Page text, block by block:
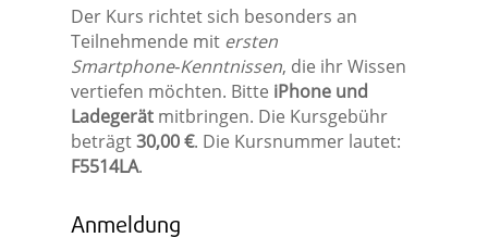
Der Kurs richtet sich besonders an
Teilnehmende mit ersten
Smartphone‑Kenntnissen, die ihr Wissen
vertiefen möchten. Bitte iPhone und
Ladegerätmitbringen. Die Kursgebühr
beträgt30,00 €. Die Kursnummer lautet:
F5514LA.
Anmeldung